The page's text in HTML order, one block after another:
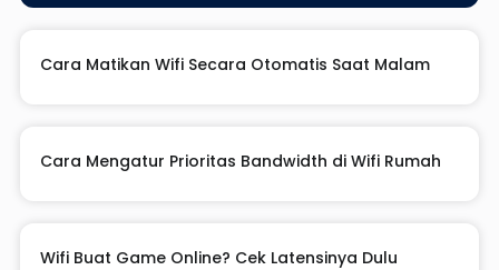
Cara Matikan Wifi Secara Otomatis Saat Malam
Cara Mengatur Prioritas Bandwidth di Wifi Rumah
Wifi Buat Game Online? Cek Latensinya Dulu